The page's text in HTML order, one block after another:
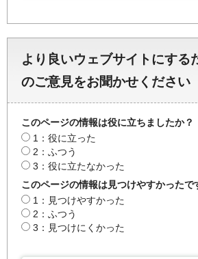
より良いウェブサイトにする
のご意見をお聞かせください
このページの情報は役に立ちましたか？
1：役に立った
2：ふつう
3：役に立たなかった
このページの情報は見つけやすかったで
1：見つけやすかった
2：ふつう
3：見つけにくかった